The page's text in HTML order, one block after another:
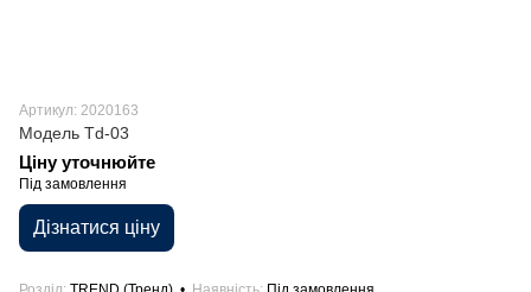
Артикул: 2020163
Модель Td-03
Ціну уточнюйте
Під замовлення
Дізнатися ціну